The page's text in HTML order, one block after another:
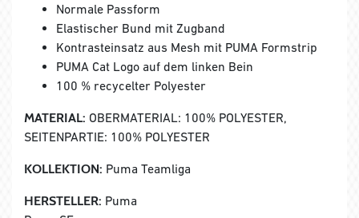
Normale Passform
Elastischer Bund mit Zugband
Kontrasteinsatz aus Mesh mit PUMA Formstrip
PUMA Cat Logo auf dem linken Bein
100 % recycelter Polyester
MATERIAL: OBERMATERIAL: 100% POLYESTER,
SEITENPARTIE: 100% POLYESTER
KOLLEKTION: Puma Teamliga
HERSTELLER: Puma